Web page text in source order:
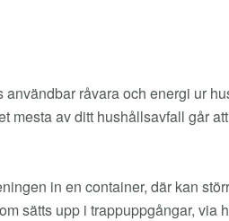
råvara och energi ur
mesta av ditt hushållsavfall går
in en container, där kan
sätts upp i trappuppgångar,